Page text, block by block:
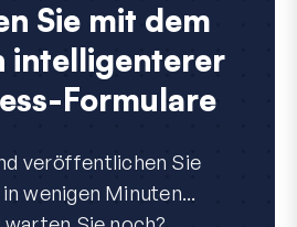
Sie mit dem
intelligenterer
Formulare
veröffentlichen Sie
wenigen Minuten...